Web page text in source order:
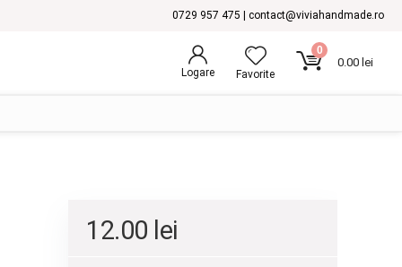
0729 957 475 | contact@viviahandmade.ro
Logare Favorite
0
0.00 lei
12.00 lei